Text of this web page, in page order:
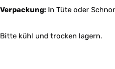
Verpackung: In Tüte oder
Bitte kühl und trocken lagern.